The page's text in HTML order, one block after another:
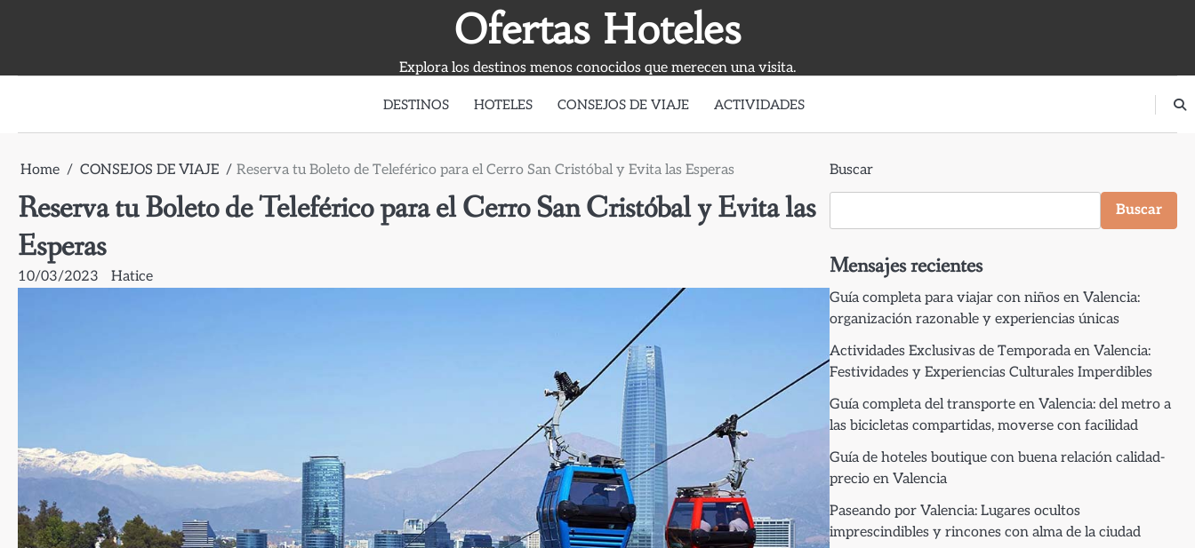
Ofertas Hoteles
Explora los destinos menos conocidos que merecen una visita.
DESTINOS HOTELES CONSEJOS DE VIAJE ACTIVIDADES
Home CONSEJOS DE VIAJE Reserva tu Boleto de Teleférico para el Cerro San Cristóbal y Evita las Esperas
Reserva tu Boleto de Teleférico para el Cerro San Cristóbal y Evita las
Esperas
10/03/2023 Hatice
Buscar
Buscar
Mensajes recientes
Guía completa para viajar con niños en Valencia:
organización razonable y experiencias únicas
Actividades Exclusivas de Temporada en Valencia:
Festividades y Experiencias Culturales Imperdibles
Guía completa del transporte en Valencia: del metro a
las bicicletas compartidas, moverse con facilidad
Guía de hoteles boutique con buena relación calidad-
precio en Valencia
Paseando por Valencia: Lugares ocultos
imprescindibles y rincones con alma de la ciudad